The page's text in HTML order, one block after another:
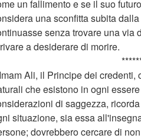
un fallimento e se il suo
una sconfitta subita
senza trovare una via
a desiderare di morire.
Ali, il Principe dei
che esistono in ogni
di saggezza,
situazione, sia essa
dovrebbero cercare di